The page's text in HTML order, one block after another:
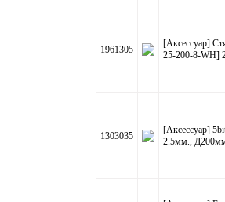
1961305
[Аксессуар]
25-200-8-WH]
1303035
[Аксессуар]
2.5мм.,